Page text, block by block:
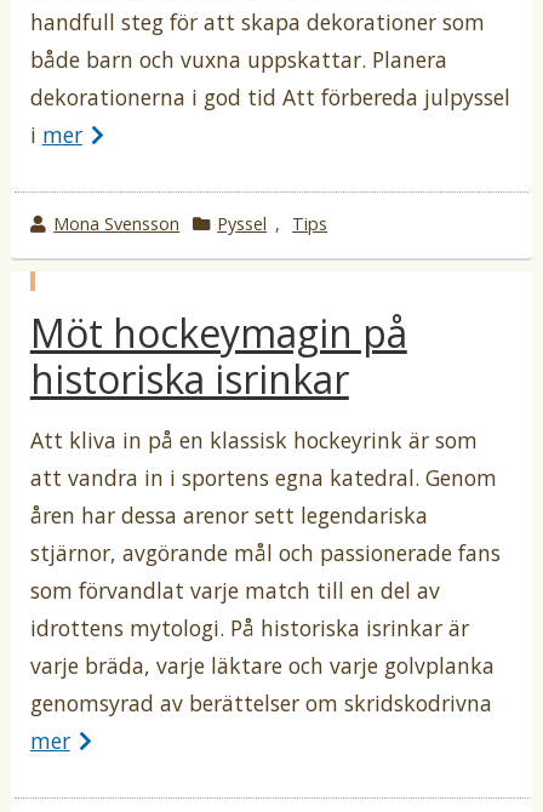
handfull steg för att skapa dekorationer som
både barn och vuxna uppskattar. Planera
dekorationerna i god tid Att förbereda julpyssel
i mer
w
r
e
b
y
Mona Svensson
k
a
g
o
r
i
Pyssel , Tips
u
b
l
c
r
a
t
i
Möt hockeymagin på
historiska isrinkar
Att kliva in på en klassisk hockeyrink är som
att vandra in i sportens egna katedral. Genom
åren har dessa arenor sett legendariska
stjärnor, avgörande mål och passionerade fans
som förvandlat varje match till en del av
idrottens mytologi. På historiska isrinkar är
varje bräda, varje läktare och varje golvplanka
genomsyrad av berättelser om skridskodrivna
mer